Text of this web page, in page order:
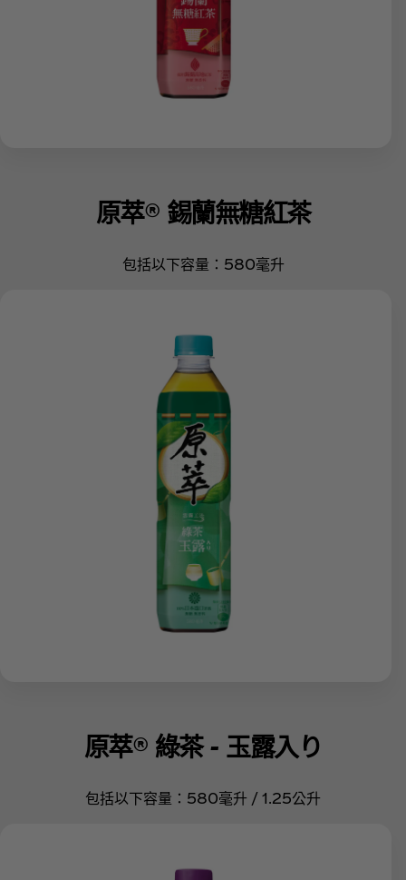
原萃® 錫蘭無糖紅茶
包括以下容量：580毫升
原萃® 綠茶 - 玉露入り
包括以下容量：580毫升 / 1.25公升